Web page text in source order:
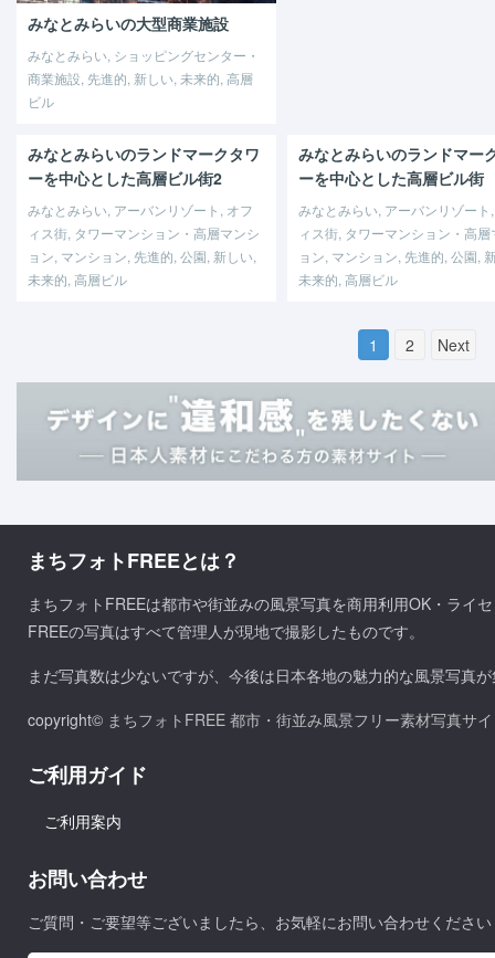
みなとみらいの大型商業施設
みなとみらい, ショッピングセンター・
商業施設, 先進的, 新しい, 未来的, 高層
ビル
みなとみらいのランドマークタワ
ーを中心とした高層ビル街2
みなとみらい, アーバンリゾート, オフ
ィス街, タワーマンション・高層マンシ
ョン, マンション, 先進的, 公園, 新しい,
未来的, 高層ビル
みなとみらいのランドマー
ーを中心とした高層ビル街
みなとみらい, アーバンリゾート
ィス街, タワーマンション・高層
ョン, マンション, 先進的, 公園,
未来的, 高層ビル
1 2 Next
まちフォトFREEとは？
まちフォトFREEは都市や街並みの風景写真を商用利用OK・ライ
FREEの写真はすべて管理人が現地で撮影したものです。
まだ写真数は少ないですが、今後は日本各地の魅力的な風景写真
copyright© まちフォトFREE 都市・街並み風景フリー素材写真サ
ご利用ガイド
ご利用案内
お問い合わせ
ご質問・ご要望等ございましたら、お気軽にお問い合わせください